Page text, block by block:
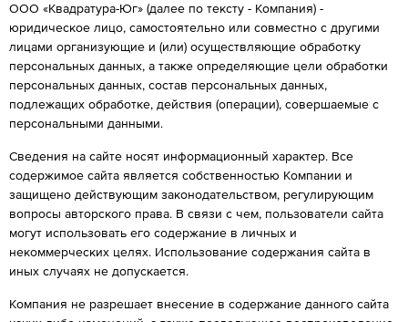
ООО «Квадратура-Юг» (далее по тексту - Компания) -
юридическое лицо, самостоятельно или совместно с другими
лицами организующие и (или) осуществляющие обработку
персональных данных, а также определяющие цели обработки
персональных данных, состав персональных данных,
подлежащих обработке, действия (операции), совершаемые с
персональными данными.
Сведения на сайте носят информационный характер. Все
содержимое сайта является собственностью Компании и
защищено действующим законодательством, регулирующим
вопросы авторского права. В связи с чем, пользователи сайта
могут использовать его содержание в личных и
некоммерческих целях. Использование содержания сайта в
иных случаях не допускается.
Компания не разрешает внесение в содержание данного сайта